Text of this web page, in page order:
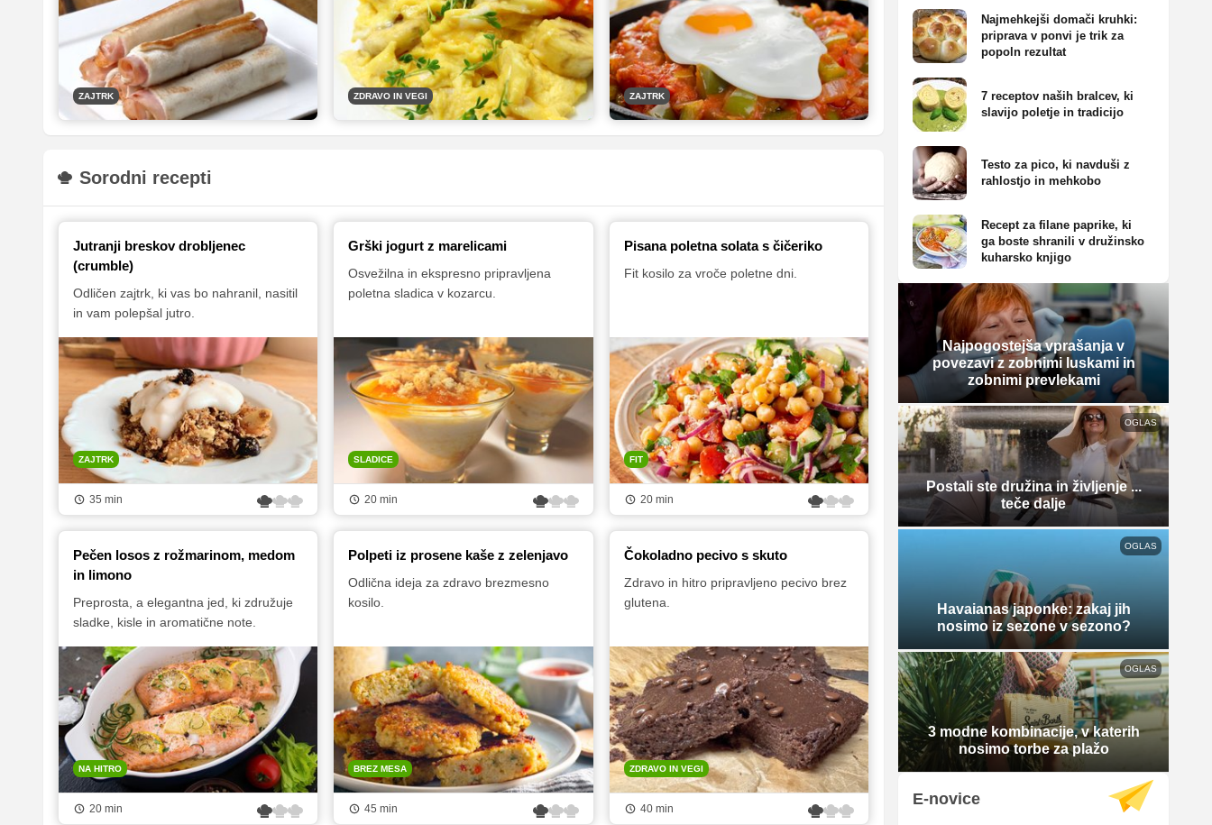
skoraj pol milijona ljudi. Razlog za
priljubljenost tega recepta je zelo
preprost: priprava je hitra in enostavna,
jed pa je videti tako božansko dobra, da
jo boste jutri zjutraj želeli poskusiti tudi
vi!
ZAJTRK
zajtrka namreč ne poskrbimo samo za
dobro kondicijo, koncentracijo in moč,
temveč tudi lažje ohranjamo vitko linijo.
ZDRAVO IN VEGI
predlogov!
ZAJTRK
Sorodni recepti
Jutranji breskov drobljenec
(crumble)
Odličen zajtrk, ki vas bo nahranil, nasitil
in vam polepšal jutro.
ZAJTRK
35 min
Grški jogurt z marelicami
Osvežilna in ekspresno pripravljena
poletna sladica v kozarcu.
SLADICE
20 min
Pisana poletna solata s čičeriko
Fit kosilo za vroče poletne dni.
FIT
20 min
Pečen losos z rožmarinom, medom
in limono
Preprosta, a elegantna jed, ki združuje
sladke, kisle in aromatične note.
NA HITRO
20 min
Polpeti iz prosene kaše z zelenjavo
Odlična ideja za zdravo brezmesno
kosilo.
BREZ MESA
45 min
Čokoladno pecivo s skuto
Zdravo in hitro pripravljeno pecivo brez
glutena.
ZDRAVO IN VEGI
40 min
Najmehkejši domači kruhki:
priprava v ponvi je trik za
popoln rezultat
7 receptov naših bralcev, ki
slavijo poletje in tradicijo
Testo za pico, ki navduši z
rahlostjo in mehkobo
Recept za filane paprike, ki
ga boste shranili v družinsko
kuharsko knjigo
Najpogostejša vprašanja v
povezavi z zobnimi luskami in
zobnimi prevlekami
OGLAS
Postali ste družina in življenje ...
teče dalje
OGLAS
Havaianas japonke: zakaj jih
nosimo iz sezone v sezono?
OGLAS
3 modne kombinacije, v katerih
nosimo torbe za plažo
E-novice